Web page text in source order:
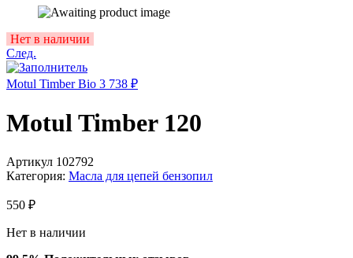
Availability:
Нет в наличии
След.
Motul Timber Bio 3 738 ₽
Motul Timber 120
Артикул 102792
Категория: Масла для цепей бензопил
550 ₽
Нет в наличии